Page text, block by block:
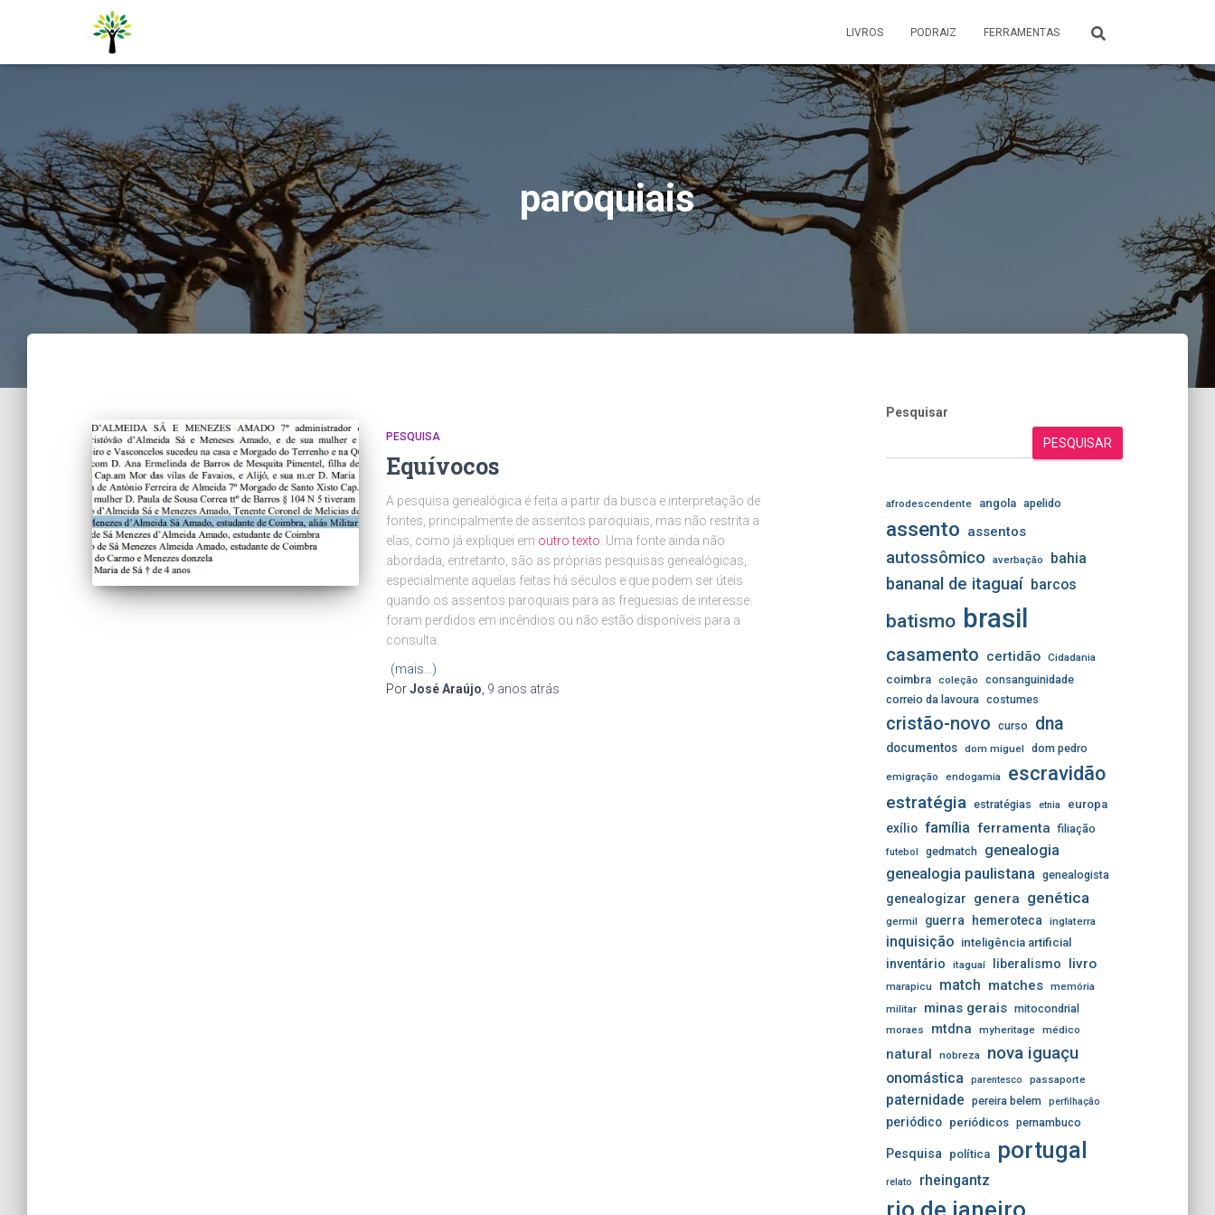
LIVROS PODRAIZ FERRAMENTAS
paroquiais
PESQUISA
Equívocos
A pesquisa genealógica é feita a partir da busca e interpretação de
fontes, principalmente de assentos paroquiais, mas não restrita a
elas, como já expliquei em outro texto . Uma fonte ainda não
abordada, entretanto, são as próprias pesquisas genealógicas,
especialmente aquelas feitas há séculos e que podem ser úteis
quando os assentos paroquiais para as freguesias de interesse
foram perdidos em incêndios ou não estão disponíveis para a
consulta.
(mais…)
PorJosé Araújo 9 anos atrás
Pesquisar
PESQUISAR
afrodescendente angola apelido
assento assentos
autossômico averbação bahia
bananal de itaguaí barcos
batismo brasil
casamento certidão Cidadania
coimbra coleção
consanguinidade
correio da lavoura costumes
cristão-novo curso dna
documentos dom miguel dom pedro
emigração endogamia escravidão
estratégia estratégias etnia europa
exílio família ferramenta filiação
futebol gedmatch
genealogia
genealogia paulistana genealogista
genealogizar genera genética
germil guerra hemeroteca inglaterra
inquisição inteligência artificial
inventário itaguaí liberalismo livro
marapicu match matches
memória
militar
minas gerais mitocondrial
moraes mtdna myheritage médico
natural nobreza nova iguaçu
onomástica parentesco passaporte
paternidade pereira belem perfilhação
periódico periódicos pernambuco
Pesquisa política portugal
relato rheingantz
rio de janeiro